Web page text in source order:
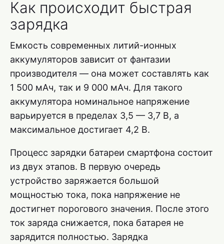
Как происходит быстрая
зарядка
Емкость современных литий-ионных
аккумуляторов зависит от фантазии
производителя — она может составлять как
1 500 мАч, так и 9 000 мАч. Для такого
аккумулятора номинальное напряжение
варьируется в пределах 3,5 — 3,7 В, а
максимальное достигает 4,2 В.
Процесс зарядки батареи смартфона состоит
из двух этапов. В первую очередь
устройство заряжается большой
мощностью тока, пока напряжение не
достигнет порогового значения. После этого
ток заряда снижается, пока батарея не
зарядится полностью. Зарядка